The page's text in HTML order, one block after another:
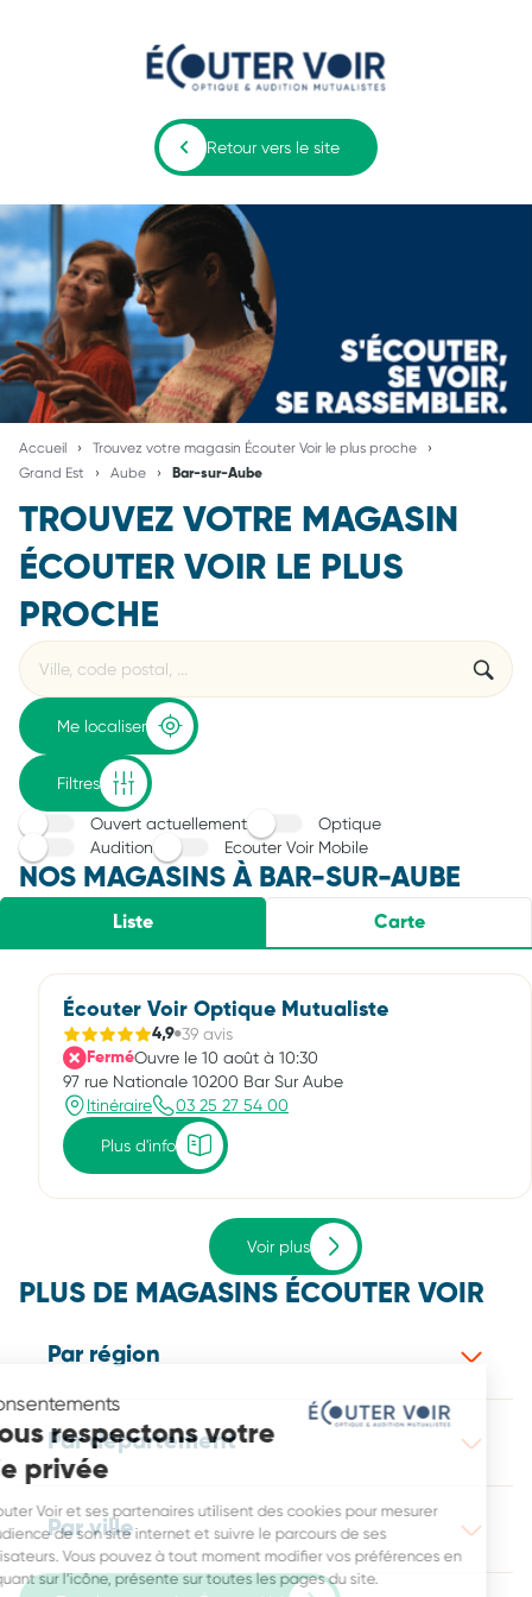
Consentements
Nous respectons votre
vie privée
Écouter Voir et ses partenaires utilisent des cookies pour mesurer
l’audience de son site internet et suivre le parcours de ses
utilisateurs. Vous pouvez à tout moment modifier vos préférences en
cliquant sur l’icône, présente sur toutes les pages du site.
Retour vers le site
Accueil
Trouvez votre magasin Écouter Voir le plus proche
Grand Est
Aube Bar-sur-Aube
TROUVEZ VOTRE MAGASIN
ÉCOUTER VOIR LE PLUS
PROCHE
Rechercher
établissement
Veuillez
renseigner
une
adresse
{{count}}
résultat(s)
trouvé(s)
Me localiser
Filtres
Ouvert actuellement
Optique
Audition
Ecouter Voir Mobile
NOS MAGASINS À BAR-SUR-AUBE
Liste Carte
Écouter Voir Optique Mutualiste
4,9 39 avis
FerméOuvre le 10 août à 10:30
97 rue Nationale 10200 Bar Sur Aube
Itinéraire
03 25 27 54 00
Plus d'info
Voir plus
PLUS DE MAGASINS ÉCOUTER VOIR
Par région
Par département
Par ville